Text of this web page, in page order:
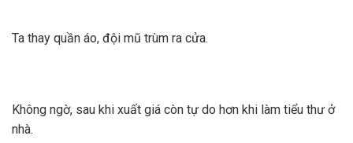
Ta thay quần áo, đội mũ trùm ra cửa.
Không ngờ, sau khi xuất giá còn tự do hơn khi làm tiểu thư ở
nhà.